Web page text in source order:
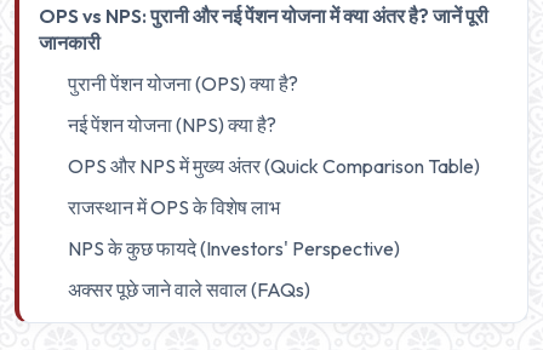
OPS vs NPS: पुरानी और नई पेंशन योजना में क्या अंतर है? जानें पूरी
जानकारी
पुरानी पेंशन योजना (OPS) क्या है?
नई पेंशन योजना (NPS) क्या है?
OPS और NPS में मुख्य अंतर (Quick Comparison Table)
राजस्थान में OPS के विशेष लाभ
NPS के कुछ फायदे (Investors' Perspective)
अक्सर पूछे जाने वाले सवाल (FAQs)